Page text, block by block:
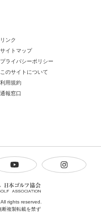
リンク
サイトマップ
プライバシーポリシー
このサイトについて
利用規約
通報窓口
rights reserved.
複製転載を禁ず